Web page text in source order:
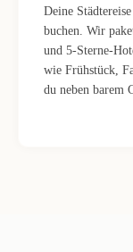
Deine
buchen. Wir
und 5-Sterne-
wie Frühstück,
du neben barem